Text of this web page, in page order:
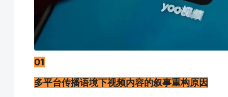
01
多平台传播语境下视频内容的叙事重构原因